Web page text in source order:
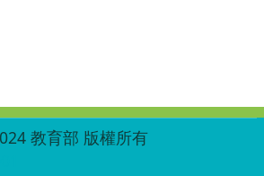
教育部 版權所有